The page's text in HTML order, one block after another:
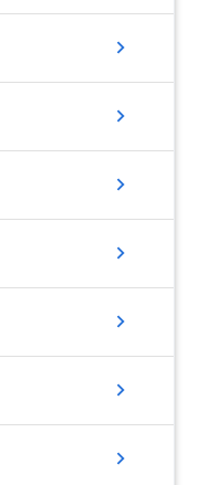
chevron_right
chevron_right
chevron_right
chevron_right
chevron_right
chevron_right
chevron_right